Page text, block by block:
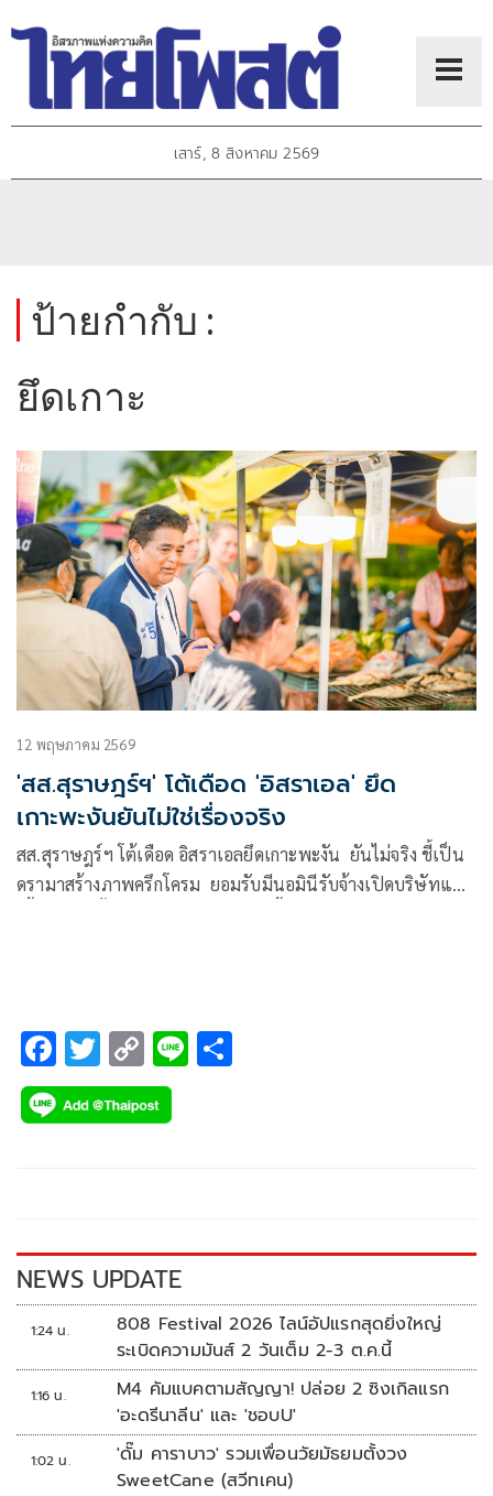
เสาร์, 8 สิงหาคม 2569
ป้ายกำกับ :
ยึดเกาะ
12 พฤษภาคม 2569
'สส.สุราษฎร์ฯ' โต้เดือด 'อิสราเอล' ยึด
เกาะพะงันยันไม่ใช่เรื่องจริง
สส.สุราษฎร์ฯ โต้เดือด อิสราเอลยึดเกาะพะงัน ยันไม่จริง ชี้เป็น
ดรามาสร้างภาพครึกโครม ยอมรับมีนอมินีรับจ้างเปิดบริษัทแต่
F
ac
e
k
T
wi
tt
C
o
p
k
Li
NEWS UPDATE
1:24 น.
808 Festival 2026 ไลน์อัปแรกสุดยิ่งใหญ่
ระเบิดความมันส์ 2 วันเต็ม 2-3 ต.ค.นี้
1:16 น.
M4 คัมแบคตามสัญญา! ปล่อย 2 ซิงเกิลแรก
'อะดรีนาลีน' และ 'ชอบU'
1:02 น.
'ดั๊ม คาราบาว' รวมเพื่อนวัยมัธยมตั้งวง
SweetCane (สวีทเคน)